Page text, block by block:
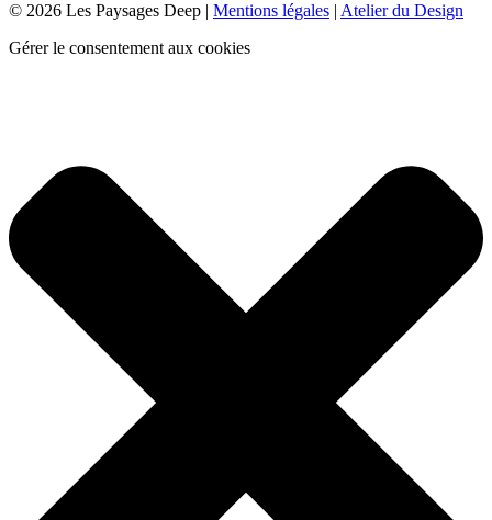
© 2026 Les Paysages Deep | Mentions légales | Atelier du Design
Gérer le consentement aux cookies